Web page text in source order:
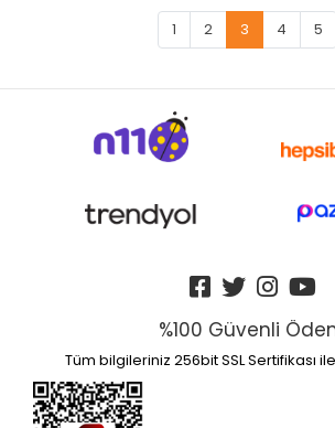
1 2 3 4 5
%100 Güvenli
Tüm bilgileriniz 256bit SSL Sertifikası